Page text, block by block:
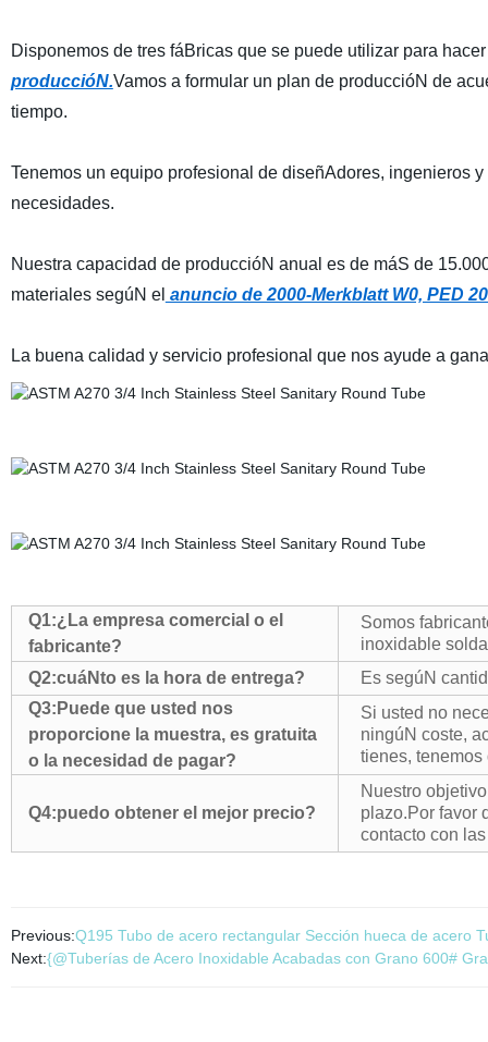
Disponemos de tres fáBricas que se puede utilizar para
produccióN.Vamos a formular un plan de produccióN de
tiempo.
Tenemos un equipo profesional de diseñAdores, ingenieros
necesidades.
Nuestra capacidad de produccióN anual es de máS de
materiales segúN el anuncio de 2000-Merkblatt W0, PED
La buena calidad y servicio profesional que nos ayude a
Q1:¿La empresa comercial o el
fabricante?
Somos
inoxidable
Q2:cuáNto es la hora de entrega?
Es segúN
Q3: Puede que usted nos
proporcione la muestra, es gratuita
o la necesidad de pagar?
Si usted no
ningúN coste,
tienes, tenemos
Q4:puedo obtener el mejor precio?
Nuestro
plazo.Por favor
contacto con
Previous:Q195 Tubo de acero rectangular Sección hueca de acero
Next:{@Tuberías de Acero Inoxidable Acabadas con Grano 600#